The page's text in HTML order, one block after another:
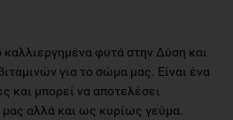
καλλιεργημένα φυτά στην Δύση και
για το σώμα μας. Είναι ένα
και μπορεί να αποτελέσει
αλλά και ως κυρίως γεύμα.